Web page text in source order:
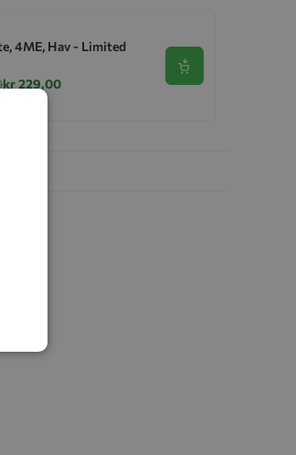
4ME, Hav - Limited
kr 229,00
Se produkt